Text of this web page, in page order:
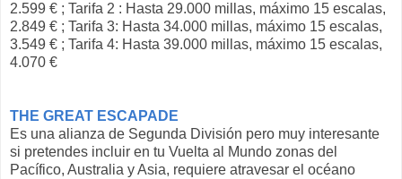
2.599 € ; Tarifa 2 : Hasta 29.000 millas, máximo 15 escalas,
2.849 € ; Tarifa 3: Hasta 34.000 millas, máximo 15 escalas,
3.549 € ; Tarifa 4: Hasta 39.000 millas, máximo 15 escalas,
4.070 €
THE GREAT ESCAPADE
Es una alianza de Segunda División pero muy interesante
si pretendes incluir en tu Vuelta al Mundo zonas del
Pacífico, Australia y Asia, requiere atravesar el océano